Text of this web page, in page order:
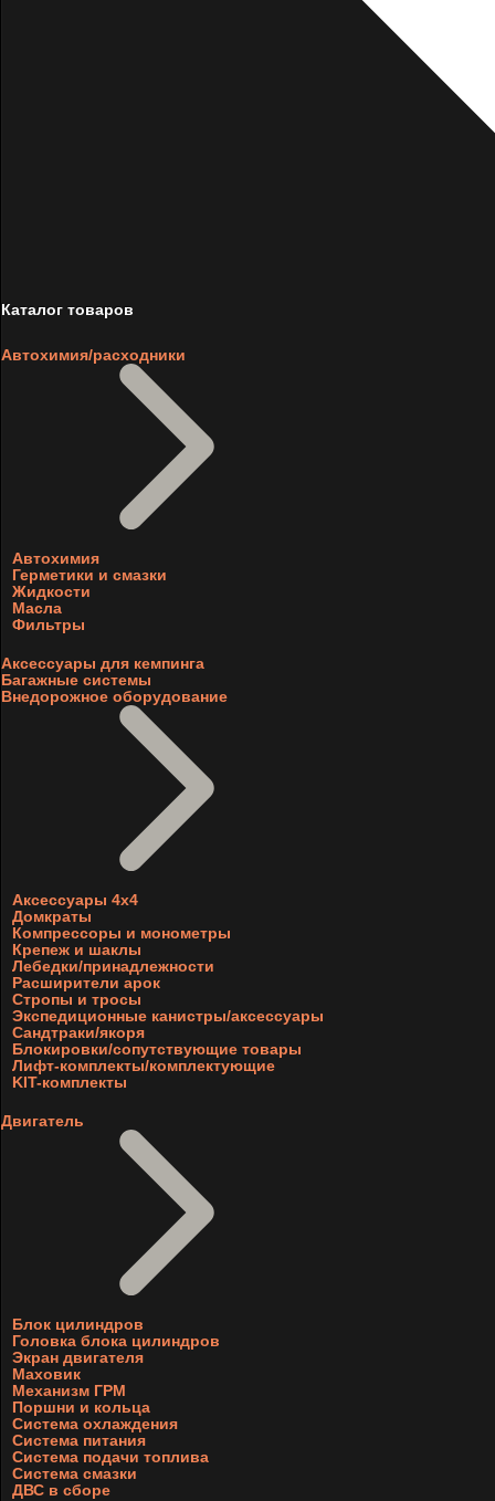
Каталог товаров
Автохимия/расходники
Автохимия
Герметики и смазки
Жидкости
Масла
Фильтры
Аксессуары для кемпинга
Багажные системы
Внедорожное оборудование
Аксессуары 4х4
Домкраты
Компрессоры и монометры
Крепеж и шаклы
Лебедки/принадлежности
Расширители арок
Стропы и тросы
Экспедиционные канистры/аксессуары
Сандтраки/якоря
Блокировки/сопутствующие товары
Лифт-комплекты/комплектующие
KIT-комплекты
Двигатель
Блок цилиндров
Головка блока цилиндров
Экран двигателя
Маховик
Механизм ГРМ
Поршни и кольца
Система охлаждения
Система питания
Система подачи топлива
Система смазки
ДВС в сборе